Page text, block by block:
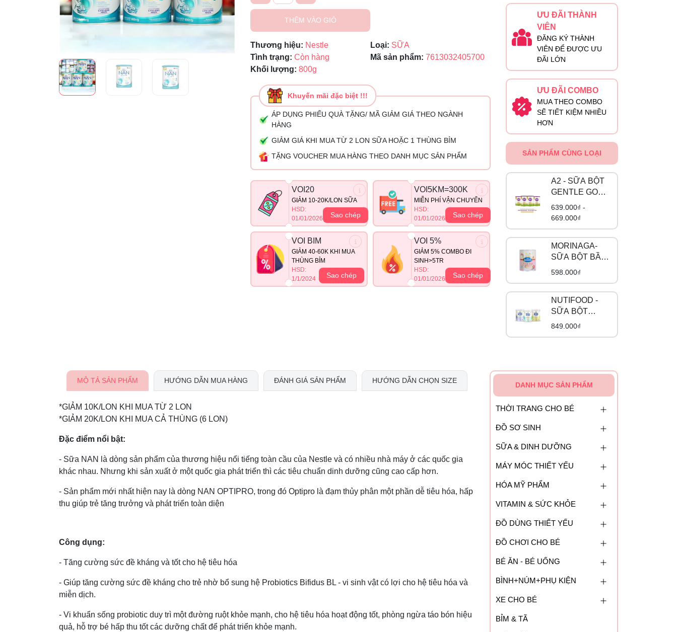
THÊM VÀO GIỎ
Thương hiệu: Nestle Loại: SỮA
Tình trạng: Còn hàng Mã sản phẩm: 7613032405700
Khối lượng: 800g
Khuyến mãi đặc biệt !!!
ÁP DỤNG PHIẾU QUÀ TẶNG/ MÃ GIẢM GIÁ THEO NGÀNH
HÀNG
GIẢM GIÁ KHI MUA TỪ 2 LON SỮA HOẶC 1 THÙNG BỈM
TẶNG VOUCHER MUA HÀNG THEO DANH MỤC SẢN PHẨM
VOI20
GIẢM 10-20K/LON SỮA
HSD:
01/01/2026
Sao chép
VOI5KM=300K
MIỄN PHÍ VẬN CHUYỂN
HSD:
01/01/2026
Sao chép
VOI BIM
GIẢM 40-60K KHI MUA
THÙNG BỈM
HSD:
1/1/2024
Sao chép
VOI 5%
GIẢM 5% COMBO ĐI
SINH>5TR
HSD:
01/01/2026
Sao chép
ƯU ĐÃI THÀNH
VIÊN
ĐĂNG KÝ THÀNH
VIÊN ĐỂ ĐƯỢC ƯU
ĐÃI LỚN
ƯU ĐÃI COMBO
MUA THEO COMBO
SẼ TIẾT KIỆM NHIỀU
HƠN
SẢN PHẨM CÙNG LOẠI
A2 - SỮA BỘT
GENTLE GOLD
ĐẠM A2
639.000₫ -
669.000₫
MORINAGA-
SỮA BỘT BẦU
VỊ TRÀ SỮA
598.000₫
NUTIFOOD -
SỮA BỘT
GROW PLUS
849.000₫
MÔ TẢ SẢN PHẨM HƯỚNG DẪN MUA HÀNG ĐÁNH GIÁ SẢN PHẨM HƯỚNG DẪN CHỌN SIZE
*GIẢM 10K/LON KHI MUA TỪ 2 LON
*GIẢM 20K/LON KHI MUA CẢ THÙNG (6 LON)
Đặc điểm nổi bật:
- Sữa NAN là dòng sản phẩm của thương hiệu nổi tiếng toàn cầu của Nestle và có nhiều nhà máy ở các quốc gia
khác nhau. Nhưng khi sản xuất ở một quốc gia phát triển thì các tiêu chuẩn dinh dưỡng cũng cao cấp hơn.
- Sản phẩm mới nhất hiện nay là dòng NAN OPTIPRO, trong đó Optipro là đạm thủy phân một phần dễ tiêu hóa, hấp
thu giúp trẻ tăng trưởng và phát triển toàn diện
Công dụng:
- Tăng cường sức đề kháng và tốt cho hệ tiêu hóa
- Giúp tăng cường sức đề kháng cho trẻ nhờ bổ sung hệ Probiotics Bifidus BL - vi sinh vật có lợi cho hệ tiêu hóa và
miễn dịch.
- Vi khuẩn sống probiotic duy trì một đường ruột khỏe mạnh, cho hệ tiêu hóa hoạt động tốt, phòng ngừa táo bón hiệu
quả, hỗ trợ bé hấp thu tốt các dưỡng chất để phát triển khỏe mạnh.
DANH MỤC SẢN PHẨM
THỜI TRANG CHO BÉ
ĐỒ SƠ SINH
SỮA & DINH DƯỠNG
MÁY MÓC THIẾT YẾU
HÓA MỸ PHẨM
VITAMIN & SỨC KHỎE
ĐỒ DÙNG THIẾT YẾU
ĐỒ CHƠI CHO BÉ
BÉ ĂN - BÉ UỐNG
BÌNH+NÚM+PHỤ KIỆN
XE CHO BÉ
BỈM & TÃ